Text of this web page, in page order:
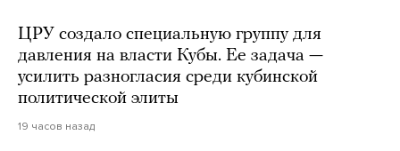
ЦРУ создало специальную группу для
давления на власти Кубы. Ее задача —
усилить разногласия среди кубинской
политической элиты
19 часов назад